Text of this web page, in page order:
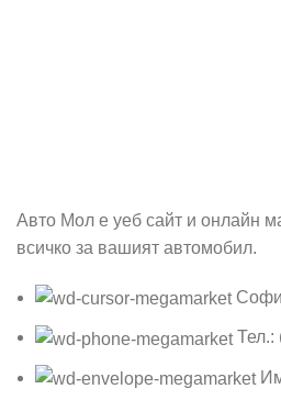
Авто Мол е уеб сайт и онлайн
всичко за вашият автомобил.
Тел.: